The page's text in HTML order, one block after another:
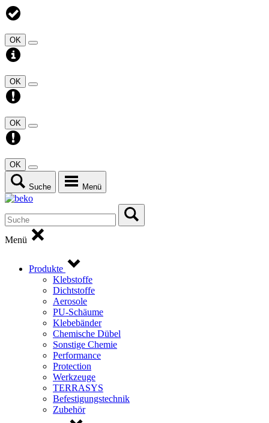
OK
OK
OK
OK
Suche Menü
Menü
Produkte
Klebstoffe
Dichtstoffe
Aerosole
PU-Schäume
Klebebänder
Chemische Dübel
Sonstige Chemie
Performance
Protection
Werkzeuge
TERRASYS
Befestigungstechnik
Zubehör